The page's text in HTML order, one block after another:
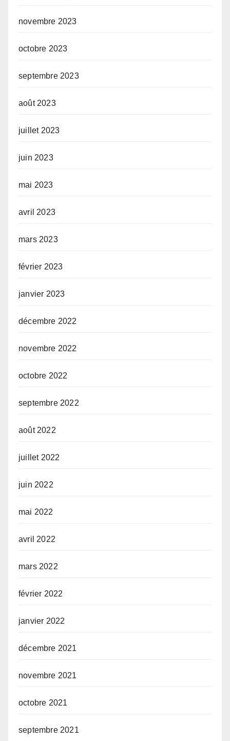
novembre 2023
octobre 2023
septembre 2023
août 2023
juillet 2023
juin 2023
mai 2023
avril 2023
mars 2023
février 2023
janvier 2023
décembre 2022
novembre 2022
octobre 2022
septembre 2022
août 2022
juillet 2022
juin 2022
mai 2022
avril 2022
mars 2022
février 2022
janvier 2022
décembre 2021
novembre 2021
octobre 2021
septembre 2021